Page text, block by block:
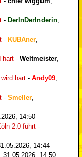
- DerInDerInderin
- KUBAner
hart - Weltmeister
hart - Andy09
- Smeller
14:50
2:0 führt -
14:44
31.05.2026, 14:50